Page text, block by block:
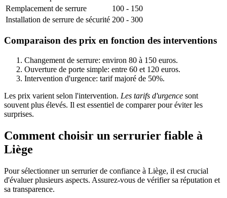
Remplacement de serrure
100 - 150
Installation de serrure de sécurité 200 - 300
Comparaison des prix en fonction des interventions
Changement de serrure: environ 80 à 150 euros.
Ouverture de porte simple: entre 60 et 120 euros.
Intervention d'urgence: tarif majoré de 50%.
Les prix varient selon l'intervention. Les tarifs d'urgence sont
souvent plus élevés. Il est essentiel de comparer pour éviter les
surprises.
Comment choisir un serrurier fiable à
Liège
Pour sélectionner un serrurier de confiance à Liège, il est crucial
d'évaluer plusieurs aspects. Assurez-vous de vérifier sa réputation et
sa transparence.